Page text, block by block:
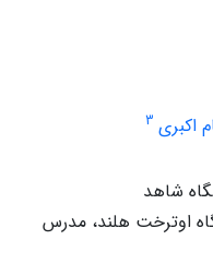
اکبری 3
شاهد
اوترخت هلند، مدرس